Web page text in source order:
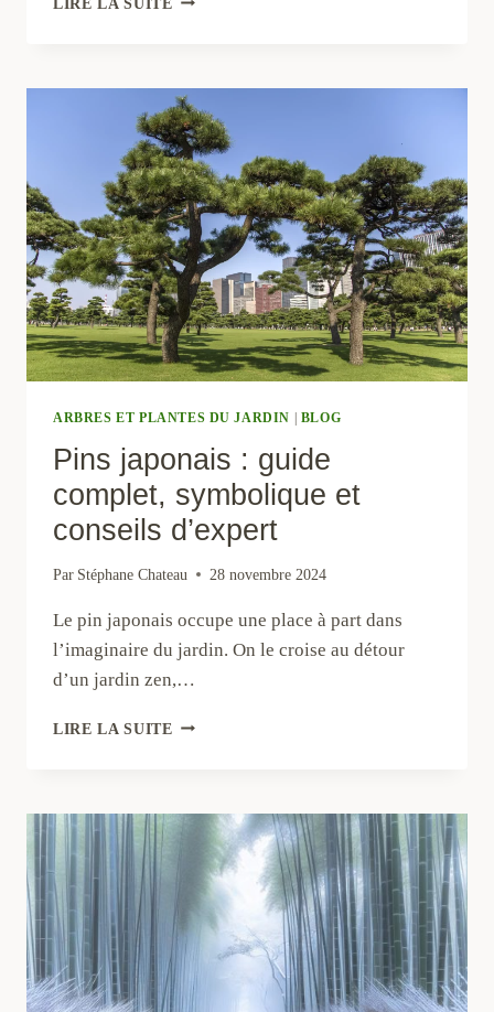
LIRE LA SUITE
(EQUISETUM
JAPONICUM)
:
APPORTEZ
UNE
TOUCHE
ZEN
À
VOTRE
JARDIN
ARBRES ET PLANTES DU JARDIN BLOG
Pins japonais : guide
complet, symbolique et
conseils d’expert
Par Stéphane Chateau 28 novembre 2024
Le pin japonais occupe une place à part dans
l’imaginaire du jardin. On le croise au détour
d’un jardin zen,…
LIRE LA SUITE PINS
COMPLET,
SYMBOLIQUE
CONSEILS